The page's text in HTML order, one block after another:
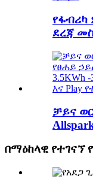
የፋብሪካ
ደረጃ
ቻይና
በማዕከላዊ የተገናኘ